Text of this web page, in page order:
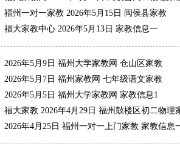
福州一对一家教 2026年5月15日 闽侯县家教
福大家教中心 2026年5月13日 家教信息一
2026年5月9日 福州大学家教网 仓山区家教
2026年5月7日 福州家教网 七年级语文家教
2026年5月5日 福州大学家教网 家教信息1
福大家教 2026年4月29日 福州鼓楼区初二物理
2026年4月25日 福州一对一上门家教 家教信息